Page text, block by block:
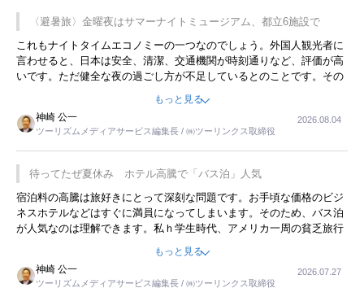
〈避暑旅〉金曜夜はサマーナイトミュージアム、都立6施設で
これもナイトタイムエコノミーの一つなのでしょう。外国人観光者に
言わせると、日本は安全、清潔、交通機関が時刻通りなど、評価が高
いです。ただ健全な夜の過ごし方が不足しているとのことです。その
ような意味で、金曜夜にこのようなイベントが行われれば、日本人に
限らず外国人にとっても楽しみが増えるでしょうね。
もっと見る
神崎 公一
ツーリズムメディアサービス編集長 / ㈱ツーリンクス取締役
2026.08.04
待ってたぜ夏休み ホテル高騰で「バス泊」人気
宿泊料の高騰は旅好きにとって深刻な問題です。お手頃な価格のビジ
ネスホテルなどはすぐに満員になってしまいます。そのため、バス泊
が人気なのは理解できます。私ｈ学生時代、アメリカ一周の貧乏旅行
をした時は、移動はグレイハウンドバスでした。夕方から夜の便を利
用してホテル代を浮かせていました。ただし、若いからできたことで
す。若い人が夜行バスで京都に行った、青森に行ったと聞くと、疲れ
が残らないのかなと思ってしまいます。
もっと見る
神崎 公一
ツーリズムメディアサービス編集長 / ㈱ツーリンクス取締役
2026.07.27